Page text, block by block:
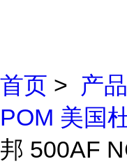
首页 > 产
POM 美国
邦 500AF